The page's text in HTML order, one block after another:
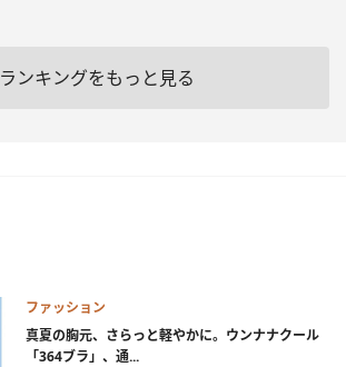
ランキングをもっと見る
ファッション
真夏の胸元、さらっと軽やかに。ウンナナクール
「364ブラ」、通...